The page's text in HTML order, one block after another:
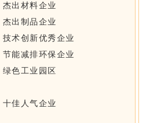
出材料企业
出制品企业
术创新优秀企业
能减排环保企业
色工业园区
佳人气企业